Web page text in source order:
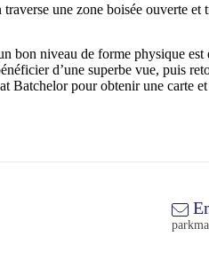
une zone boisée ouverte
bon niveau de forme physique
d’une superbe vue, puis
Batchelor pour obtenir une carte